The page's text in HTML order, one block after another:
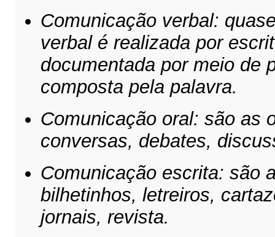
Comunicação verbal:
verbal é realizada por
documentada por meio de
composta pela palavra.
Comunicação oral: são as
conversas, debates,
Comunicação escrita: são
bilhetinhos, letreiros,
jornais, revista.